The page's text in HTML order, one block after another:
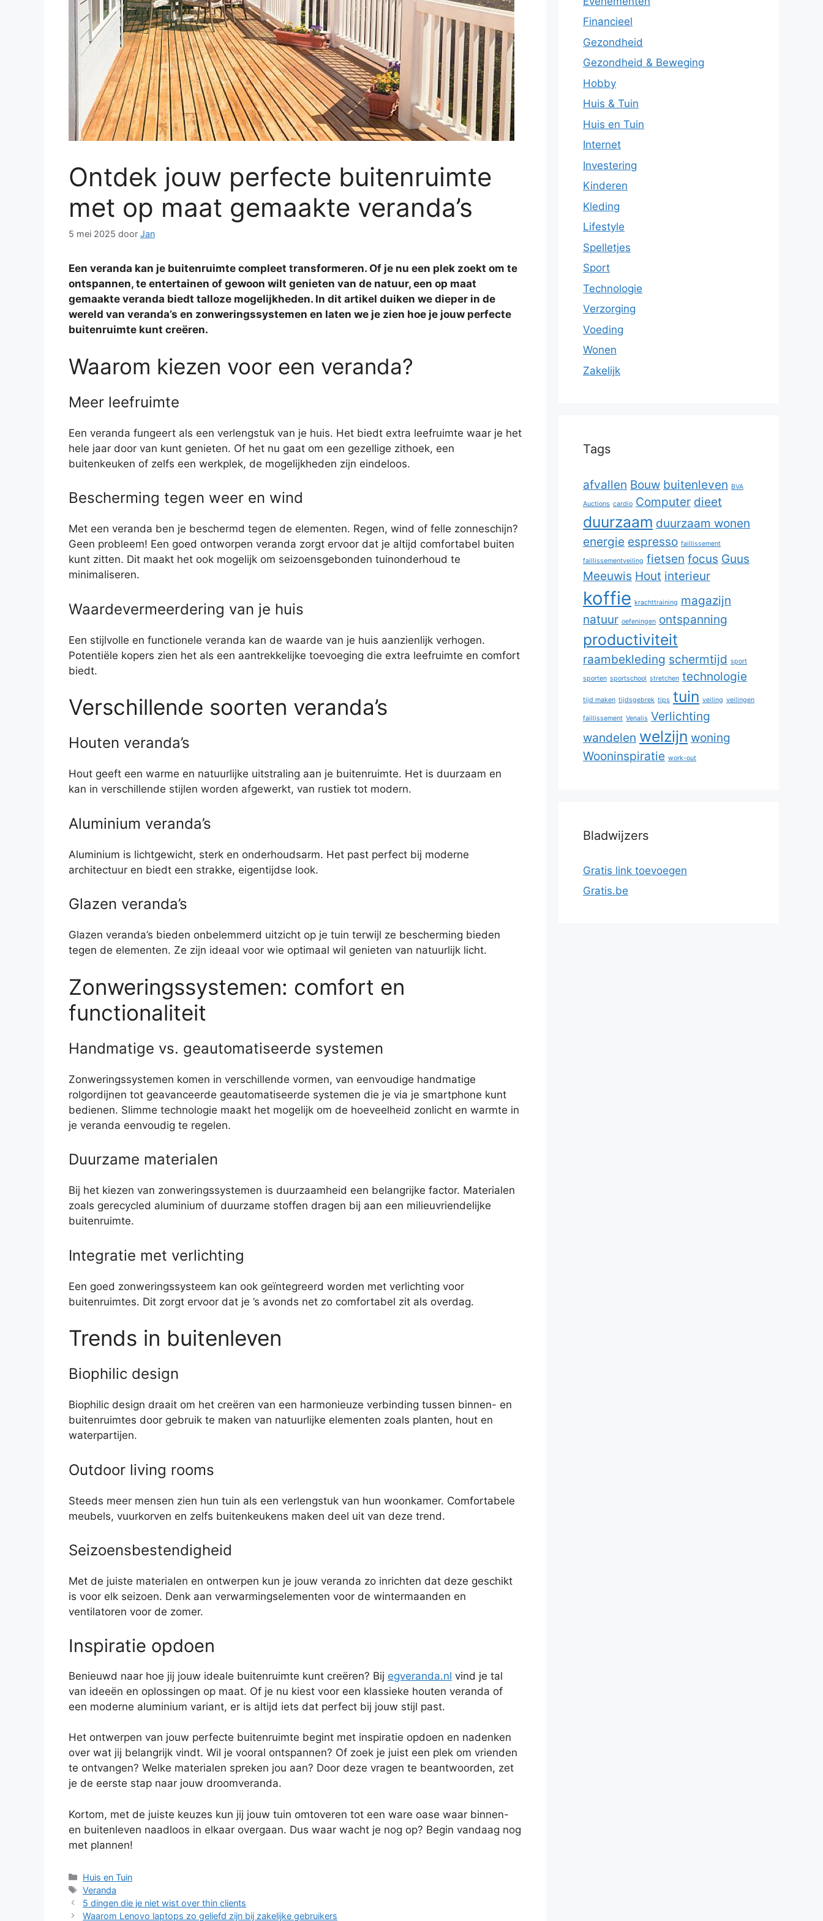
Ontdek jouw perfecte buitenruimte
met op maat gemaakte veranda’s
5 mei 2025 door Jan
Een veranda kan je buitenruimte compleet transformeren. Of je nu een plek zoekt om te
ontspannen, te entertainen of gewoon wilt genieten van de natuur, een op maat
gemaakte veranda biedt talloze mogelijkheden. In dit artikel duiken we dieper in de
wereld van veranda’s en zonweringssystemen en laten we je zien hoe je jouw perfecte
buitenruimte kunt creëren.
Waarom kiezen voor een veranda?
Meer leefruimte
Een veranda fungeert als een verlengstuk van je huis. Het biedt extra leefruimte waar je het
hele jaar door van kunt genieten. Of het nu gaat om een gezellige zithoek, een
buitenkeuken of zelfs een werkplek, de mogelijkheden zijn eindeloos.
Bescherming tegen weer en wind
Met een veranda ben je beschermd tegen de elementen. Regen, wind of felle zonneschijn?
Geen probleem! Een goed ontworpen veranda zorgt ervoor dat je altijd comfortabel buiten
kunt zitten. Dit maakt het ook mogelijk om seizoensgebonden tuinonderhoud te
minimaliseren.
Waardevermeerdering van je huis
Een stijlvolle en functionele veranda kan de waarde van je huis aanzienlijk verhogen.
Potentiële kopers zien het als een aantrekkelijke toevoeging die extra leefruimte en comfort
biedt.
Verschillende soorten veranda’s
Houten veranda’s
Hout geeft een warme en natuurlijke uitstraling aan je buitenruimte. Het is duurzaam en
kan in verschillende stijlen worden afgewerkt, van rustiek tot modern.
Aluminium veranda’s
Aluminium is lichtgewicht, sterk en onderhoudsarm. Het past perfect bij moderne
architectuur en biedt een strakke, eigentijdse look.
Glazen veranda’s
Glazen veranda’s bieden onbelemmerd uitzicht op je tuin terwijl ze bescherming bieden
tegen de elementen. Ze zijn ideaal voor wie optimaal wil genieten van natuurlijk licht.
Zonweringssystemen: comfort en
functionaliteit
Handmatige vs. geautomatiseerde systemen
Zonweringssystemen komen in verschillende vormen, van eenvoudige handmatige
rolgordijnen tot geavanceerde geautomatiseerde systemen die je via je smartphone kunt
bedienen. Slimme technologie maakt het mogelijk om de hoeveelheid zonlicht en warmte in
je veranda eenvoudig te regelen.
Duurzame materialen
Bij het kiezen van zonweringssystemen is duurzaamheid een belangrijke factor. Materialen
zoals gerecycled aluminium of duurzame stoffen dragen bij aan een milieuvriendelijke
buitenruimte.
Integratie met verlichting
Een goed zonweringssysteem kan ook geïntegreerd worden met verlichting voor
buitenruimtes. Dit zorgt ervoor dat je ’s avonds net zo comfortabel zit als overdag.
Trends in buitenleven
Biophilic design
Biophilic design draait om het creëren van een harmonieuze verbinding tussen binnen- en
buitenruimtes door gebruik te maken van natuurlijke elementen zoals planten, hout en
waterpartijen.
Outdoor living rooms
Steeds meer mensen zien hun tuin als een verlengstuk van hun woonkamer. Comfortabele
meubels, vuurkorven en zelfs buitenkeukens maken deel uit van deze trend.
Seizoensbestendigheid
Met de juiste materialen en ontwerpen kun je jouw veranda zo inrichten dat deze geschikt
is voor elk seizoen. Denk aan verwarmingselementen voor de wintermaanden en
ventilatoren voor de zomer.
Inspiratie opdoen
Benieuwd naar hoe jij jouw ideale buitenruimte kunt creëren? Bij egveranda.nl vind je tal
van ideeën en oplossingen op maat. Of je nu kiest voor een klassieke houten veranda of
een moderne aluminium variant, er is altijd iets dat perfect bij jouw stijl past.
Het ontwerpen van jouw perfecte buitenruimte begint met inspiratie opdoen en nadenken
over wat jij belangrijk vindt. Wil je vooral ontspannen? Of zoek je juist een plek om vrienden
te ontvangen? Welke materialen spreken jou aan? Door deze vragen te beantwoorden, zet
je de eerste stap naar jouw droomveranda.
Kortom, met de juiste keuzes kun jij jouw tuin omtoveren tot een ware oase waar binnen-
en buitenleven naadloos in elkaar overgaan. Dus waar wacht je nog op? Begin vandaag nog
met plannen!
Categorieën
Huis en Tuin
Tags
Veranda
5 dingen die je niet wist over thin clients
Waarom Lenovo laptops zo geliefd zijn bij zakelijke gebruikers
Financieel
Gezondheid
Gezondheid & Beweging
Hobby
Huis & Tuin
Huis en Tuin
Internet
Investering
Kinderen
Kleding
Lifestyle
Spelletjes
Sport
Technologie
Verzorging
Voeding
Wonen
Zakelijk
Tags
afvallen Bouw buitenleven BVA
Auctions cardio Computer dieet
duurzaam duurzaam wonen
energie espresso faillissement
faillissementveiling fietsen focus Guus
Meeuwis Hout interieur
koffie krachttraining magazijn
natuur oefeningen ontspanning
productiviteit
raambekleding schermtijd sport
sporten sportschool stretchen technologie
tijd maken tijdsgebrek tips tuin veiling veilingen
faillissement Venalis Verlichting
wandelen welzijn woning
Wooninspiratie work-out
Bladwijzers
Gratis link toevoegen
Gratis.be